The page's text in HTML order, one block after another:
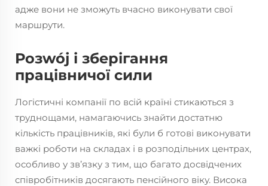
адже вони не зможуть вчасно виконувати свої
маршрути.
Розwój і зберігання
працівничої сили
Логістичні компанії по всій країні стикаються з
труднощами, намагаючись знайти достатню
кількість працівників, які були б готові виконувати
важкі роботи на складах і в розподільних центрах,
особливо у зв’язку з тим, що багато досвідчених
співробітників досягають пенсійного віку. Висока